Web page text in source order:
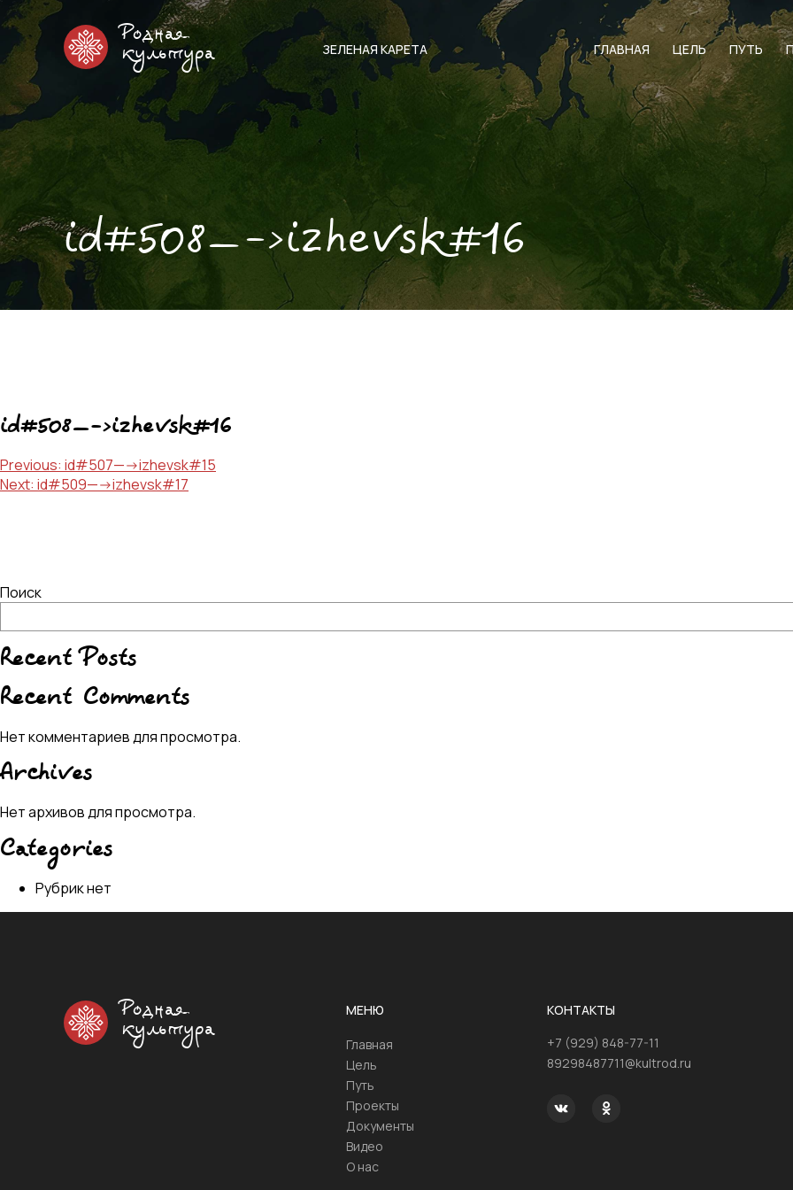
Родная
культура
ЗЕЛЕНАЯ КАРЕТА ГЛАВНАЯ ЦЕЛЬ ПУТЬ
id#508—->izhevsk#16
id#508—->izhevsk#16
Навигация
по
Previous: id#507—->izhevsk#15
Next: id#509—->izhevsk#17
Поиск
Recent Posts
Recent Comments
Нет комментариев для просмотра.
Archives
Нет архивов для просмотра.
Categories
Рубрик нет
Родная
культура
МЕНЮ
Главная
Цель
Путь
Проекты
Документы
Видео
О нас
КОНТАКТЫ
+7 (929) 848-77-11
89298487711@kultrod.ru